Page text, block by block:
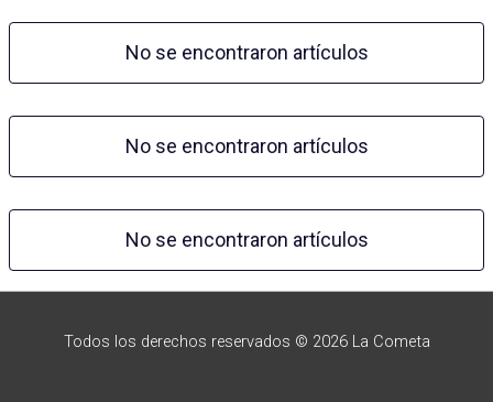
No se encontraron artículos
No se encontraron artículos
No se encontraron artículos
Todos los derechos reservados © 2026 La Cometa